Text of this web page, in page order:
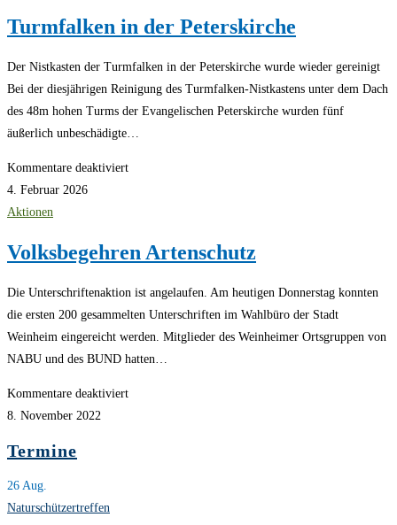
Turmfalken in der Peterskirche
Der Nistkasten der Turmfalken in der Peterskirche wurde wieder gereinigt
Bei der diesjährigen Reinigung des Turmfalken-Nistkastens unter dem Dach
des 48m hohen Turms der Evangelischen Peterskirche wurden fünf
äußerlich unbeschädigte…
Kommentare deaktiviertfür
Peterskirche
4. Februar 2026
Aktionen
Volksbegehren Artenschutz
Die Unterschriftenaktion ist angelaufen. Am heutigen Donnerstag konnten
die ersten 200 gesammelten Unterschriften im Wahlbüro der Stadt
Weinheim eingereicht werden. Mitglieder des Weinheimer Ortsgruppen von
NABU und des BUND hatten…
Kommentare deaktiviertfür
8. November 2022
Termine
26 Aug.
Naturschützertreffen